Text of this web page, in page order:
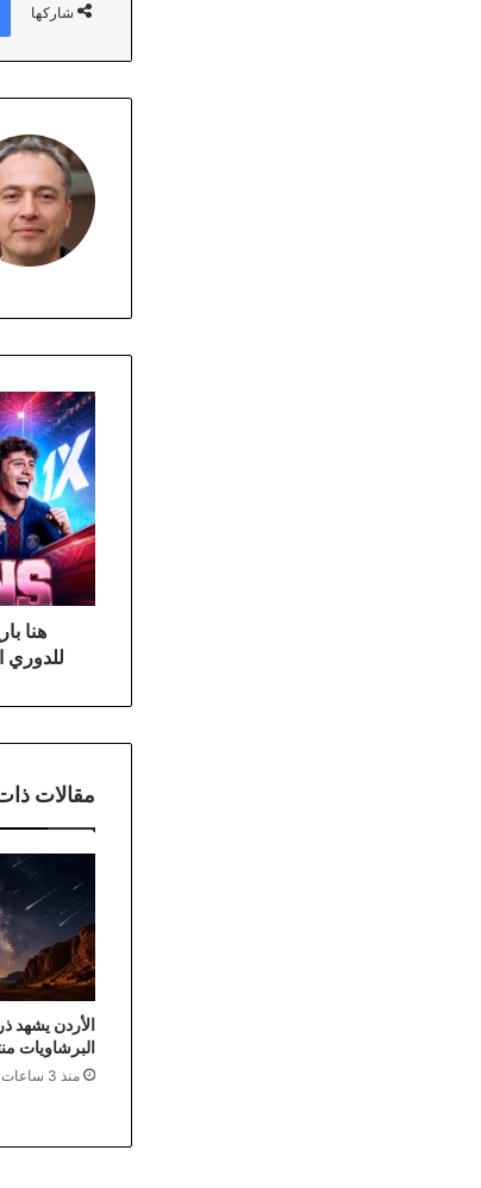
شاركها
هنا
باريس:
باريس
سان
جيرمان
يتوج
بطلاً
للدوري
الفرنسي
الخامسة
التوالي!
هنا
للدوري
مقالات
الأردن
البرشاويات
منذ 3 ساعات